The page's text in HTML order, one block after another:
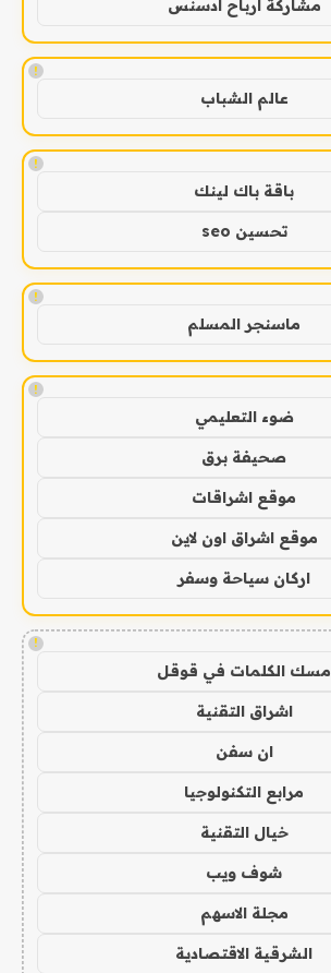
مشاركة ارباح ادسنس
!
عالم الشباب
!
باقة باك لينك
تحسين seo
!
ماسنجر المسلم
!
ضوء التعليمي
صحيفة برق
موقع اشراقات
موقع اشراق اون لاين
اركان سياحة وسفر
!
مسك الكلمات في قوقل
اشراق التقنية
ان سفن
مرابع التكنولوجيا
خيال التقنية
شوف ويب
مجلة الاسهم
الشرقية الاقتصادية